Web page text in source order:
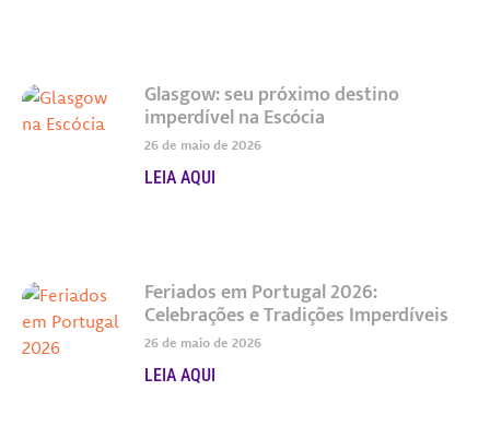
Glasgow: seu próximo destino
imperdível na Escócia
26 de maio de 2026
LEIA AQUI
Feriados em Portugal 2026:
Celebrações e Tradições Imperdíveis
26 de maio de 2026
LEIA AQUI